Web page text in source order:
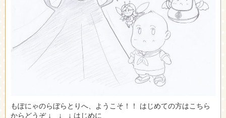
もぽにゃのらぼらとりへ、ようこそ！！ はじめての方はこちら
からどうぞ ↓ ↓ ↓ はじめに